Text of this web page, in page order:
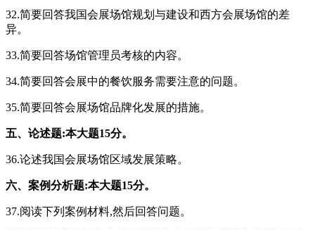
32.简要回答我国会展场馆规划与建设和西方会展场馆的差
异。
33.简要回答场馆管理员考核的内容。
34.简要回答会展中的餐饮服务需要注意的问题。
35.简要回答会展场馆品牌化发展的措施。
五、论述题:本大题15分。
36.论述我国会展场馆区域发展策略。
六、案例分析题:本大题15分。
37.阅读下列案例材料,然后回答问题。